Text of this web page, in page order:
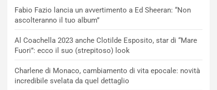
Fabio Fazio lancia un avvertimento a Ed Sheeran: “Non
ascolteranno il tuo album”
Al Coachella 2023 anche Clotilde Esposito, star di “Mare
Fuori”: ecco il suo (strepitoso) look
Charlene di Monaco, cambiamento di vita epocale: novità
incredibile svelata da quel dettaglio